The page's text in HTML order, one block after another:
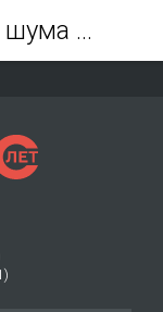
)
Гигиеническая оценка шума и вибрации, воздействующих на работников горных предприятий - Журнал Горная промышленность